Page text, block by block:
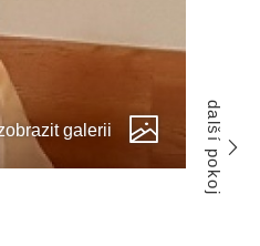
další pokoj
galerii